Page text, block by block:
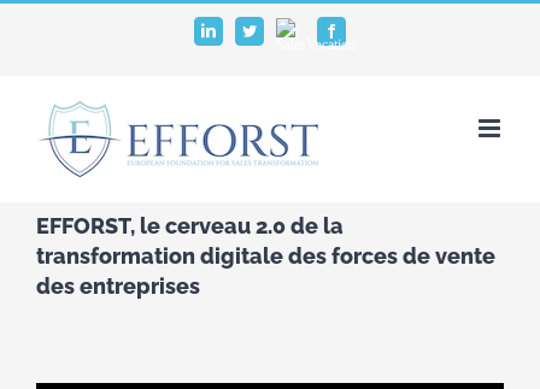
LinkedInTwitterSalesVocation
EFFORST, le cerveau 2.0 de la
transformation digitale des forces de vente
des entreprises